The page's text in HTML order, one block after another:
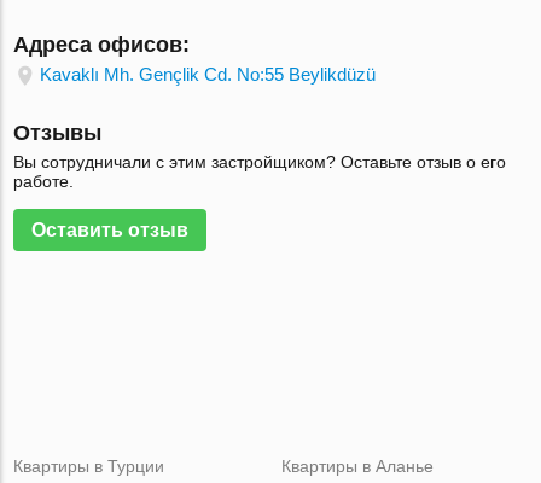
Адреса офисов:
Kavaklı Mh. Gençlik Cd. No:55 Beylikdüzü
Отзывы
Вы сотрудничали с этим застройщиком? Оставьте отзыв о его
работе.
Оставить отзыв
Квартиры в Турции
Квартиры в Аланье